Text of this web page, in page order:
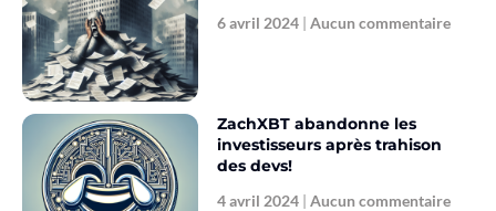
6 avril 2024 Aucun commentaire
ZachXBT abandonne les
investisseurs après trahison
des devs!
4 avril 2024 Aucun commentaire